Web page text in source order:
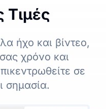
Τιμές
ήχο και βίντεο,
χρόνο και
σε
σημασία.